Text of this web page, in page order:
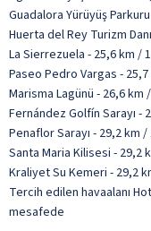
Guadalora Yürüyüş
Huerta del Rey Turizm
La Sierrezuela - 25,6 km /
Paseo Pedro Vargas -
Marisma Lagünü - 26,6 km
Fernández Golfín Sarayı -
Penaflor Sarayı - 29,2 km /
Santa Maria Kilisesi - 29,2
Kraliyet Su Kemeri - 29,2
Tercih edilen havaalanı
mesafede